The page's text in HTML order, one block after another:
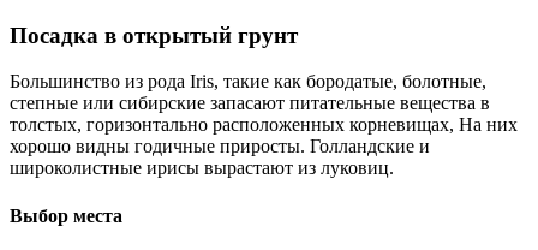
Посадка в открытый грунт
Большинство из рода Iris, такие как бородатые, болотные,
степные или сибирские запасают питательные вещества в
толстых, горизонтально расположенных корневищах, На них
хорошо видны годичные приросты. Голландские и
широколистные ирисы вырастают из луковиц.
Выбор места